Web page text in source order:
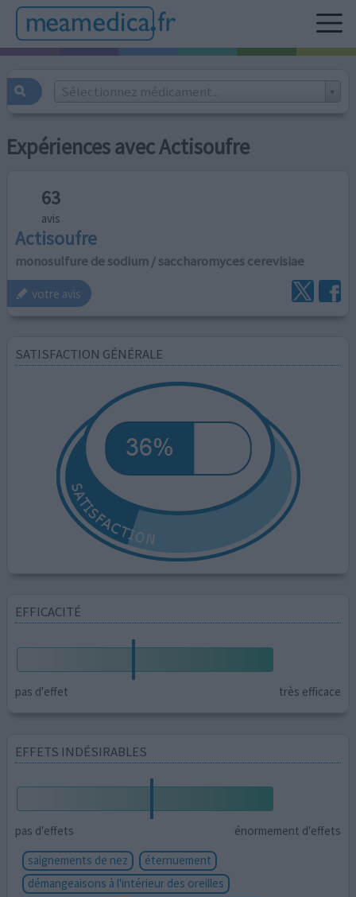
Sélectionnez médicament...
Expériences avec Actisoufre
63
avis
Actisoufre
monosulfure de sodium / saccharomyces cerevisiae
votre avis
SATISFACTION GÉNÉRALE
EFFICACITÉ
pas d'effet très efficace
EFFETS INDÉSIRABLES
pas d'effets
énormement d'effets
saignements de nez
éternuement
démangeaisons à l'intérieur des oreilles